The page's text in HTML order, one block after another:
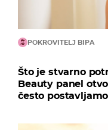
POKROVITELJ BIPA
Što je stvarno
Beauty panel
često